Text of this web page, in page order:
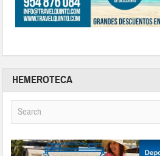
HEMEROTECA